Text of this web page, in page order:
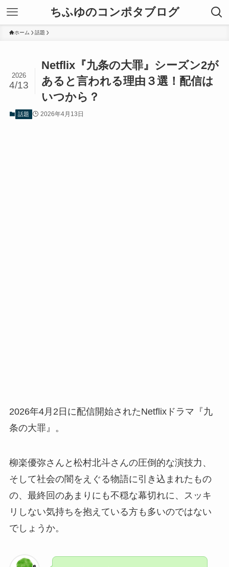
ちふゆのコンポタブログ
ホーム 話題
Netflix『九条の大罪』シーズン2が
あると言われる理由３選！配信は
いつから？
2026
4/13
話題 2026年4月13日
2026年4月2日に配信開始されたNetflixドラマ『九
条の大罪』。
柳楽優弥さんと松村北斗さんの圧倒的な演技力、
そして社会の闇をえぐる物語に引き込まれたもの
の、最終回のあまりにも不穏な幕切れに、スッキ
リしない気持ちを抱えている方も多いのではない
でしょうか。